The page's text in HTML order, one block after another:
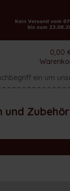
0,00
und Zubehör